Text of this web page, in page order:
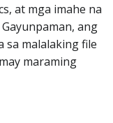
at mga imahe na
ang
sa malalaking file
maraming